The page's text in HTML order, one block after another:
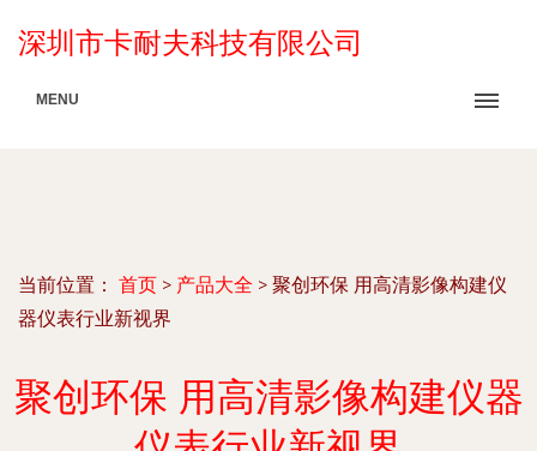
深圳市卡耐夫科技有限公司
MENU
当前位置： 首页 > 产品大全 > 聚创环保 用高清影像构建仪
器仪表行业新视界
聚创环保 用高清影像构建仪器